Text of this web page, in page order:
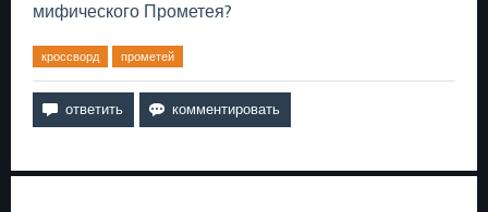
мифического Прометея?
кроссворд прометей